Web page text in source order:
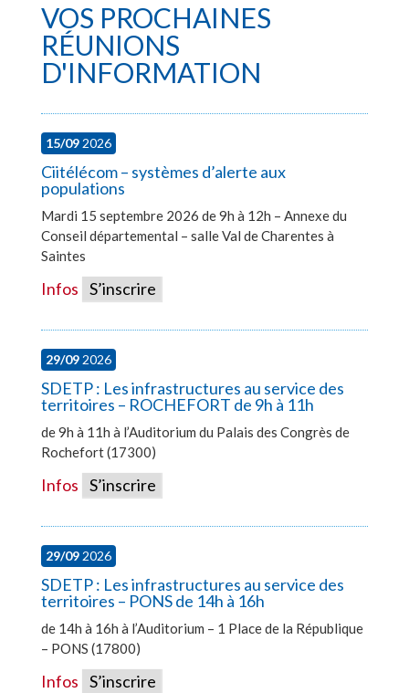
VOS PROCHAINES
RÉUNIONS
D'INFORMATION
15/092026
Ciitélécom – systèmes d’alerte aux
populations
Mardi 15 septembre 2026 de 9h à 12h – Annexe du
Conseil départemental – salle Val de Charentes à
Saintes
Infos S’inscrire
29/092026
SDETP : Les infrastructures au service des
territoires – ROCHEFORT de 9h à 11h
de 9h à 11h à l’Auditorium du Palais des Congrès de
Rochefort (17300)
Infos S’inscrire
29/092026
SDETP : Les infrastructures au service des
territoires – PONS de 14h à 16h
de 14h à 16h à l’Auditorium – 1 Place de la République
– PONS (17800)
Infos S’inscrire